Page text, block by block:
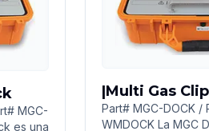
MGC-
es una
|Multi Gas
Part# MGC-DOCK /
WMDOCK La MGC